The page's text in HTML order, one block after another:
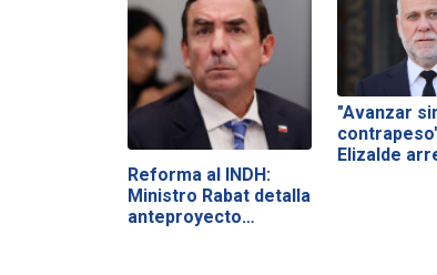
Reforma al INDH:
Ministro Rabat detalla
anteproyecto…
"Avanzar
Elizalde